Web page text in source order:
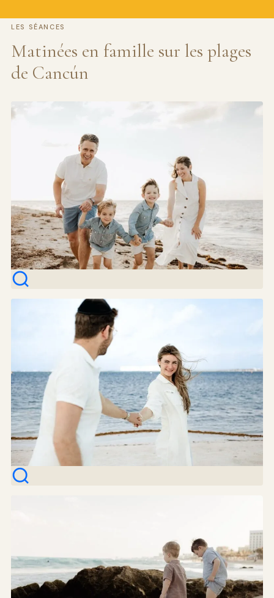
LES SÉANCES
Matinées en famille sur les plages
de Cancún